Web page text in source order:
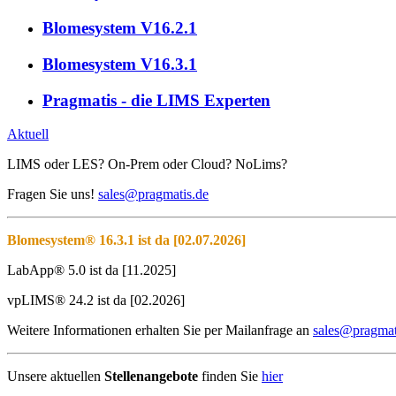
Blomesystem V16.2.1
Blomesystem V16.3.1
Pragmatis - die LIMS Experten
Aktuell
LIMS oder LES? On-Prem oder Cloud? NoLims?
Fragen Sie uns! sales@pragmatis.de
Blomesystem® 16.3.1 ist da [02.07.2026]
LabApp® 5.0 ist da [11.2025]
vpLIMS® 24.2 ist da [02.2026]
Weitere Informationen erhalten Sie per Mailanfrage an
Unsere aktuellen Stellenangebote finden Sie hier